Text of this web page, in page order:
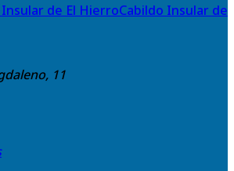
Cabildo Insular de
11